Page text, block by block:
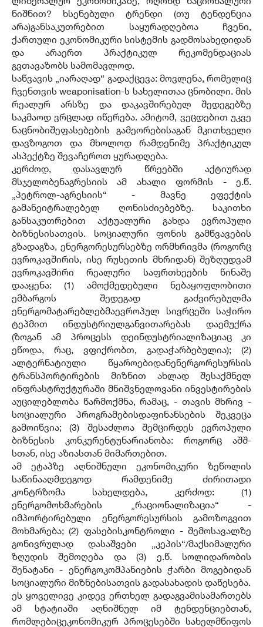
ნიშნით? ხსენებული ტრენდი (თუ ტენდენცია
არა)განსაკუთრებით საყურადღებოა ჩვენი,
ქართული ეკონომიკური სისტემის გადმოსახედიდან
და არაერთ პრაქტიკულ რეკომენდაციას
გვთავაზობს სამომავლოდ.
საწვავის „იარაღად“ გადაქცევა: მოვლენა, რომელიც
ჩვენთვის weaponisation-ს სახელითაა ცნობილი. მის
რეალურ არსზე და დაკავშირებულ შედეგებზე
საკმაოდ ვრცლად იწერება. ამიტომ, ვეცდებით უკვე
ნაცნობიშეფასებების გამეორებისაგან მკითხველი
დავზოგოთ და მხოლოდ რამდენიმე პრაქტიკულ
ასპექტზე შევაჩეროთ ყურადღება.
კერძოდ, დასავლურ წრეებში აქტიურად
მსჯელობენაგრესიის ამ ახალი ფორმის - ე.წ.
„პეტროლ-აგრესიის“ - მავნე ეფექტის
გამანეიტრალებელ ღონისძიებებზე. საკითხი
განსაკუთრებით აქტუალური გახდა ევროპული
ბიზნესისათვის. სოციალური ფონის გამწვავების
გზადაგზა, ენერგორესურსებზე ორმხრივმა (როგორც
ევროკავშირის, ისე რუსეთის მხრიდან) შეზღუდვამ
ევროკავშირი რეალური საფრთხეების წინაშე
დააყენა: (1) ამოქმედებული ნებაყოფლობითი
ემბარგოს შედეგად გაძვირებულმა
ენერგომატარებლებმაევროპულ სივრცეში საჭირო
ტეპმით ინდუსტრიულგანვითარებას დაემუქრა
(ზოგან ამ პროცესს დეინდუსტრიალიზაციაც კი
ეწოდა, რაც, ვფიქრობთ, გადაჭარბებულია); (2)
ალტერნატიული წყაროებიდანენერგორესურსის
ტრანსპორტირების მიზნით ახლად შესაქმნელ
ინფრასტრუქტურაში მნიშვნელოვანი ინვესტირების
აუცილებლობა წარმოქმნა, რამაც, - თავის მხრივ -
სოციალური პროგრამებისდაფინანსების შეკვეცა
გამოიწვია; (3) შესაძლოა შემცირდეს ევროპული
ბიზნესის კონკურენტუნარიანობა: როგორც აშშ-
სთან, ისე აზიასთან მიმართებით.
ამ ეტაპზე აღნიშნული ეკონომიკური ზეწოლის
საწინააღმდეგოდ რამდენიმე ძირითადი
კონტრზომა სახელდება, კერძოდ: (1)
ენერგომოხმარების „რაციონალიზაცია“ -
იმპორტირებული ენერგორესურსის გამოზოგვით
მოხმარება; (2) ფასებისკონტროლი - შემოსავალზე
გონივრულად დასაშვები „კეპის“/მაქსიმალური
ზღუდის შემოღება და (3) ე.წ. სოლიდარობის
შენატანი - ენერგოკომპანიების ჭარბი მოგებიდან
სოციალური მიზნებისათვის გადასახადის დაწესება.
ეს ყოველივე კიდევ ერთხელ გადაგვამისამართებს
ამ სტატიაში აღნიშნულ იმ ტენდენციებთან,
რომლებიცეკონომიკურ პროცესებში სახელმწიფოს